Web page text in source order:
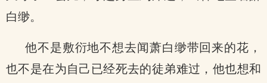
白缈。
他不是敷衍地不想去闻萧白缈带回来的花，
也不是在为自己已经死去的徒弟难过，他也想和